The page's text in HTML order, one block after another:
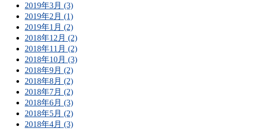
2019年3月 (3)
2019年2月 (1)
2019年1月 (2)
2018年12月 (2)
2018年11月 (2)
2018年10月 (3)
2018年9月 (2)
2018年8月 (2)
2018年7月 (2)
2018年6月 (3)
2018年5月 (2)
2018年4月 (3)